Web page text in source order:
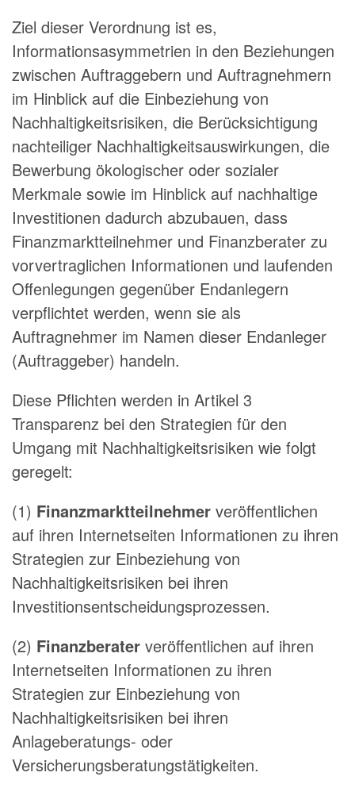
Ziel dieser Verordnung ist es,
Informationsasymmetrien in den Beziehungen
zwischen Auftraggebern und Auftragnehmern
im Hinblick auf die Einbeziehung von
Nachhaltigkeitsrisiken, die Berücksichtigung
nachteiliger Nachhaltigkeitsauswirkungen, die
Bewerbung ökologischer oder sozialer
Merkmale sowie im Hinblick auf nachhaltige
Investitionen dadurch abzubauen, dass
Finanzmarktteilnehmer und Finanzberater zu
vorvertraglichen Informationen und laufenden
Offenlegungen gegenüber Endanlegern
verpflichtet werden, wenn sie als
Auftragnehmer im Namen dieser Endanleger
(Auftraggeber) handeln.
Diese Pflichten werden in Artikel 3
Transparenz bei den Strategien für den
Umgang mit Nachhaltigkeitsrisiken wie folgt
geregelt:
(1) Finanzmarktteilnehmer veröffentlichen
auf ihren Internetseiten Informationen zu ihren
Strategien zur Einbeziehung von
Nachhaltigkeitsrisiken bei ihren
Investitionsentscheidungsprozessen.
(2) Finanzberater veröffentlichen auf ihren
Internetseiten Informationen zu ihren
Strategien zur Einbeziehung von
Nachhaltigkeitsrisiken bei ihren
Anlageberatungs- oder
Versicherungsberatungstätigkeiten.